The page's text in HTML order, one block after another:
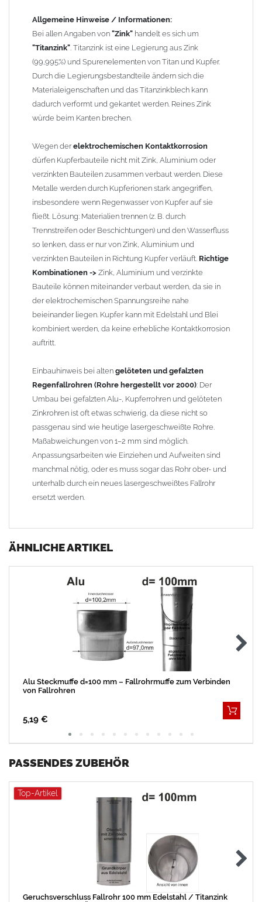
elektrochemischen Spannungsreihe nahe beieinander liegen.
Kupfer kann mit Edelstahl und Blei kombiniert werden, da keine
erhebliche Kontaktkorrosion auftritt.
Einbauhinweis bei altengelöteten und gefalzten
Regenfallrohren (Rohre hergestellt vor 2000): Der Umbau bei
gefalzten Alu-, Kupferrohren und gelöteten Zinkrohren ist oft
etwas schwierig, da diese nicht so passgenau sind wie heutige
möglich. Anpassungsarbeiten wie Einziehen und Aufweiten sind
manchmal nötig, oder es muss sogar das Rohr ober- und
unterhalb durch ein neues lasergeschweißtes Fallrohr ersetzt
werden.
Allgemeine Hinweise / Informationen:
Bei allen Angaben von "Zink" handelt es sich um
"Titanzink". Titanzink ist eine Legierung aus Zink
(99,995%) und Spurenelementen von Titan und Kupfer.
Durch die Legierungsbestandteile ändern sich die
Materialeigenschaften und das Titanzinkblech kann
dadurch verformt und gekantet werden. Reines Zink
würde beim Kanten brechen.
Wegen derelektrochemischen Kontaktkorrosion
dürfen Kupferbauteile nicht mit Zink, Aluminium oder
verzinkten Bauteilen zusammen verbaut werden. Diese
Metalle werden durch Kupferionen stark angegriffen,
insbesondere wenn Regenwasser von Kupfer auf sie
fließt. Lösung: Materialien trennen (z. B. durch
Trennstreifen oder Beschichtungen) und den Wasserfluss
so lenken, dass er nur von Zink, Aluminium und
verzinkten Bauteilen in Richtung Kupfer verläuft. Richtige
Kombinationen -> Zink, Aluminium und verzinkte
Bauteile können miteinander verbaut werden, da sie in
der elektrochemischen Spannungsreihe nahe
beieinander liegen. Kupfer kann mit Edelstahl und Blei
kombiniert werden, da keine erhebliche Kontaktkorrosion
auftritt.
Einbauhinweis bei alten gelöteten und gefalzten
Regenfallrohren (Rohre hergestellt vor 2000): Der
Umbau bei gefalzten Alu-, Kupferrohren und gelöteten
Zinkrohren ist oft etwas schwierig, da diese nicht so
passgenau sind wie heutige lasergeschweißte Rohre.
Maßabweichungen von 1–2 mm sind möglich.
Anpassungsarbeiten wie Einziehen und Aufweiten sind
manchmal nötig, oder es muss sogar das Rohr ober- und
unterhalb durch ein neues lasergeschweißtes Fallrohr
ersetzt werden.
ÄHNLICHE ARTIKEL
Alu Steckmuffe d=100 mm – Fallrohrmuffe zum Verbinden
von Fallrohren
5,19 €
PASSENDES ZUBEHÖR
Top-Artikel
Geruchsverschluss Fallrohr 100 mm Edelstahl / Titanzink